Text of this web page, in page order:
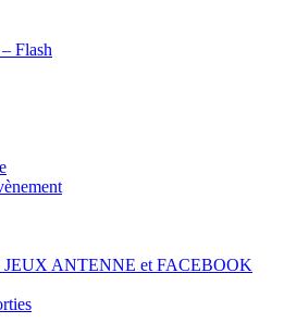
Flash
ANTENNE et FACEBOOK